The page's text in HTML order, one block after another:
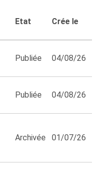
Etat Crée le
Publiée 04/08/26
Publiée 04/08/26
Archivée 01/07/26